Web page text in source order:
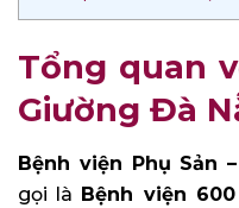
Tổng quan
Giường Đà
Bệnh viện Phụ Sản
gọi là Bệnh viện